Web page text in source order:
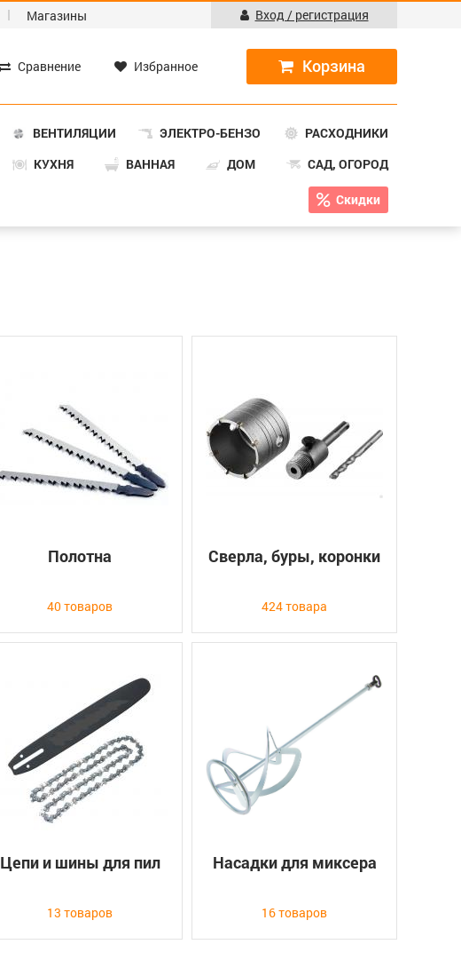
Магазины Вход / регистрация
Сравнение Избранное
ВЕНТИЛЯЦИИ ЭЛЕКТРО-БЕНЗО
РАСХОДНИКИ
КУХНЯ ВАННАЯ ДОМ САД, ОГОРОД
Скидки
Полотна
40 товаров
Сверла, буры, коронки
424 товара
Цепи и шины для пил
13 товаров
Насадки для миксера
16 товаров